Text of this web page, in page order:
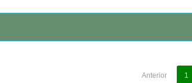
Anterior 1